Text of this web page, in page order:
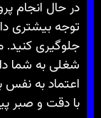
در حال انجام
توجه بیشتری
جلوگیری
شغلی به شما
اعتماد به نفس
با دقت و صبر